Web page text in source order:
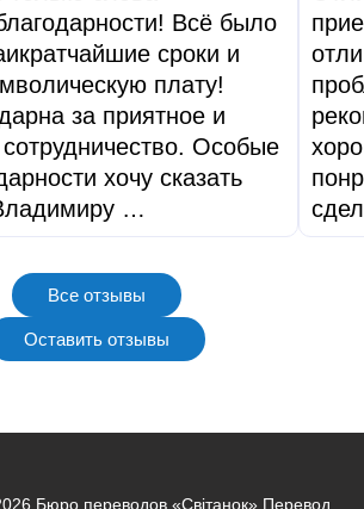
Всё было
сроки и
плату!
за приятное и
Особые
хочу сказать
…
Все отзывы
Оставить отзывы
Бюро переводов «Світанок» Перевод